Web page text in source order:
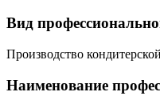
Вид
Производство
Наименование